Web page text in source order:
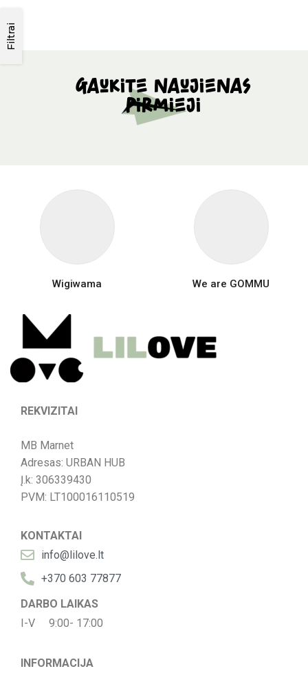
Filtrai
Gaukite naujienas
pirmieji
Wigiwama We are GOMMU
REKVIZITAI
MB Marnet
Adresas: URBAN HUB
Į.k: 306339430
PVM: LT100016110519
KONTAKTAI
info@lilove.lt
+370 603 77877
DARBO LAIKAS
I-V 9:00- 17:00
INFORMACIJA